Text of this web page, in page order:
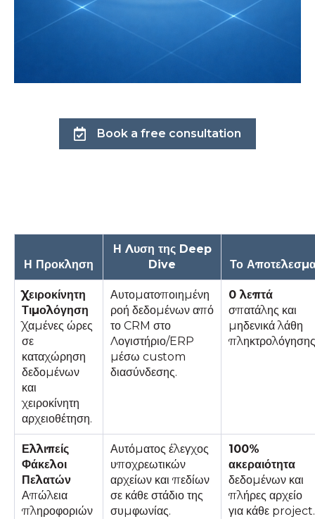
Book a free consultation
Η Προκληση
Η Λυση της Deep
Dive
Το
Χειροκίνητη
Τιμολόγηση
Χαμένες ώρες
σε
καταχώρηση
δεδομένων
και
χειροκίνητη
αρχειοθέτηση.
Αυτοματοποιημένη
ροή δεδομένων από
το CRM στο
Λογιστήριο/ERP
μέσω custom
διασύνδεσης.
0 λεπτά
σπατάλης και
μηδενικά λάθη
Ελλιπείς
Φάκελοι
Πελατών
Απώλεια
πληροφοριών
Αυτόματος έλεγχος
υποχρεωτικών
αρχείων και πεδίων
σε κάθε στάδιο της
συμφωνίας.
100%
ακεραιότητα
δεδομένων και
πλήρες αρχείο
για κάθε project.